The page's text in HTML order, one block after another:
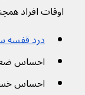
اوقات افراد
درد قفسه
احساس
احساس